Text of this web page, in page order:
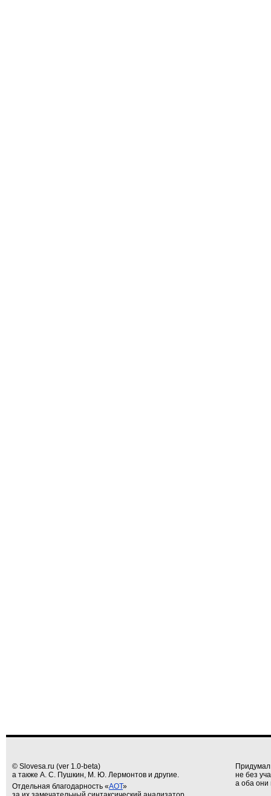
© Slovesa.ru (ver 1.0-beta)
а также А. С. Пушкин, М. Ю. Лермонтов и другие.
Отдельная благодарность «АОТ»
не без
а оба они